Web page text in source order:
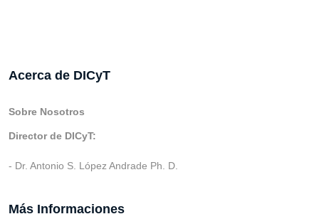
Acerca de DICyT
Sobre Nosotros
Director de DICyT:
- Dr. Antonio S. López Andrade Ph. D.
Más Informaciones